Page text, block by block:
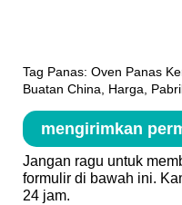
Tag Panas: Oven Panas
Buatan China, Harga,
mengirimkan
Jangan ragu untuk
formulir di bawah ini.
24 jam.